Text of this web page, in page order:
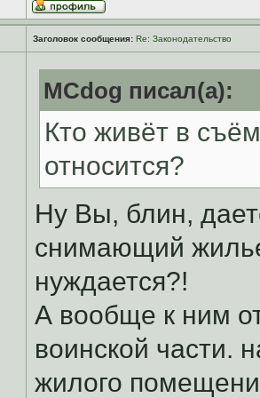
Заголовок сообщения: Re: Законодательство
MCdog писал(а):
Кто живёт в
относится?
Ну Вы, блин,
снимающий
нуждается?!
А вообще к ним
воинской части.
жилого